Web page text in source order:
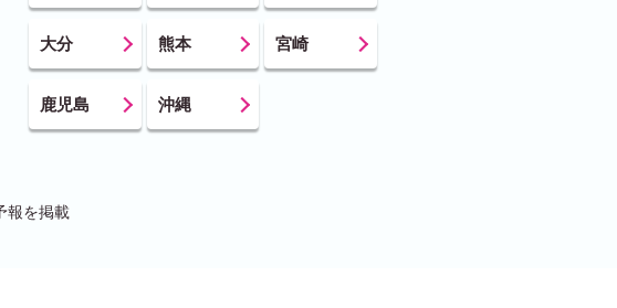
大分 熊本 宮崎
鹿児島 沖縄
報を掲載